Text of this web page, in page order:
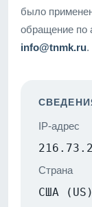
было
обращение по
info@tnmk.ru.
IP-адрес
Страна
США (US)